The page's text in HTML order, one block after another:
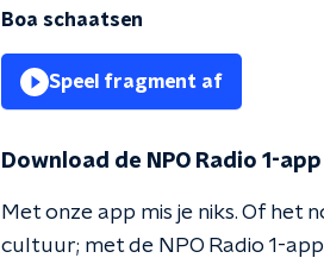
Boa schaatsen
Speel fragment af
Download de NPO Radio 1-app
Met onze app mis je niks. Of het
cultuur; met de NPO Radio 1-